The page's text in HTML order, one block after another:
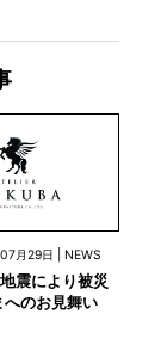
月29日 | NEWS
震により被災
へのお見舞い